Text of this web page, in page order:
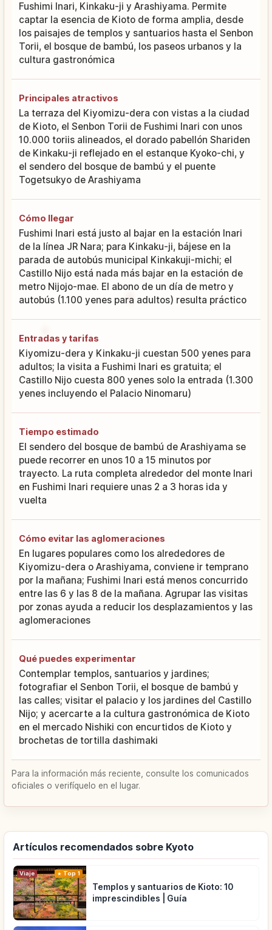
Fushimi Inari, Kinkaku-ji y Arashiyama. Permite
captar la esencia de Kioto de forma amplia, desde
los paisajes de templos y santuarios hasta el Senbon
Torii, el bosque de bambú, los paseos urbanos y la
cultura gastronómica
Principales atractivos
La terraza del Kiyomizu-dera con vistas a la ciudad
de Kioto, el Senbon Torii de Fushimi Inari con unos
10.000 toriis alineados, el dorado pabellón Shariden
de Kinkaku-ji reflejado en el estanque Kyoko-chi, y
el sendero del bosque de bambú y el puente
Togetsukyo de Arashiyama
Cómo llegar
Fushimi Inari está justo al bajar en la estación Inari
de la línea JR Nara; para Kinkaku-ji, bájese en la
parada de autobús municipal Kinkakuji-michi; el
Castillo Nijo está nada más bajar en la estación de
metro Nijojo-mae. El abono de un día de metro y
autobús (1.100 yenes para adultos) resulta práctico
Entradas y tarifas
Kiyomizu-dera y Kinkaku-ji cuestan 500 yenes para
adultos; la visita a Fushimi Inari es gratuita; el
Castillo Nijo cuesta 800 yenes solo la entrada (1.300
yenes incluyendo el Palacio Ninomaru)
Tiempo estimado
El sendero del bosque de bambú de Arashiyama se
puede recorrer en unos 10 a 15 minutos por
trayecto. La ruta completa alrededor del monte Inari
en Fushimi Inari requiere unas 2 a 3 horas ida y
vuelta
Cómo evitar las aglomeraciones
En lugares populares como los alrededores de
Kiyomizu-dera o Arashiyama, conviene ir temprano
por la mañana; Fushimi Inari está menos concurrido
entre las 6 y las 8 de la mañana. Agrupar las visitas
por zonas ayuda a reducir los desplazamientos y las
aglomeraciones
Qué puedes experimentar
Contemplar templos, santuarios y jardines;
fotografiar el Senbon Torii, el bosque de bambú y
las calles; visitar el palacio y los jardines del Castillo
Nijo; y acercarte a la cultura gastronómica de Kioto
en el mercado Nishiki con encurtidos de Kioto y
brochetas de tortilla dashimaki
Para la información más reciente, consulte los comunicados
oficiales o verifíquelo en el lugar.
Artículos recomendados sobre Kyoto
Viaje Top 1
Templos y santuarios de Kioto: 10
imprescindibles | Guía